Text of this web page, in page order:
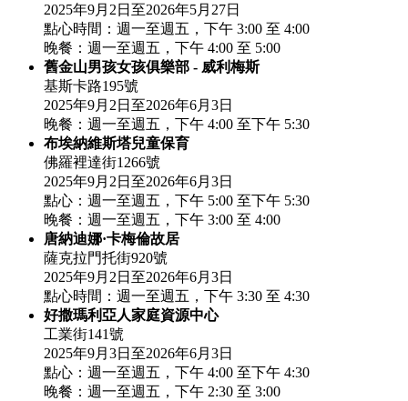
2025年9月2日至2026年5月27日
點心時間：週一至週五，下午 3:00 至 4:00
晚餐：週一至週五，下午 4:00 至 5:00
舊金山男孩女孩俱樂部 - 威利梅斯
基斯卡路195號
2025年9月2日至2026年6月3日
晚餐：週一至週五，下午 4:00 至下午 5:30
布埃納維斯塔兒童保育
佛羅裡達街1266號
2025年9月2日至2026年6月3日
點心：週一至週五，下午 5:00 至下午 5:30
晚餐：週一至週五，下午 3:00 至 4:00
唐納迪娜·卡梅倫故居
薩克拉門托街920號
2025年9月2日至2026年6月3日
點心時間：週一至週五，下午 3:30 至 4:30
好撒瑪利亞人家庭資源中心
工業街141號
2025年9月3日至2026年6月3日
點心：週一至週五，下午 4:00 至下午 4:30
晚餐：週一至週五，下午 2:30 至 3:00